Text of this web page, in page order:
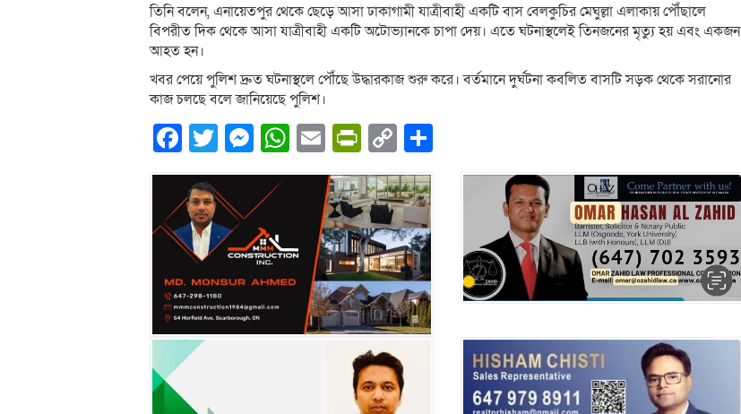
তিনি বলেন, এনায়েতপুর থেকে ছেড়ে আসা ঢাকাগামী যাত্রীবাহী একটি বাস বেলকুচির মেঘুল্লা এলাকায় পৌঁছালে
বিপরীত দিক থেকে আসা যাত্রীবাহী একটি অটোভ্যানকে চাপা দেয়। এতে ঘটনাস্থলেই তিনজনের মৃত্যু হয় এবং একজন
আহত হন।
খবর পেয়ে পুলিশ দ্রুত ঘটনাস্থলে পৌঁছে উদ্ধারকাজ শুরু করে। বর্তমানে দুর্ঘটনা কবলিত বাসটি সড়ক থেকে সরানোর
কাজ চলছে বলে জানিয়েছে পুলিশ।
Facebook
Twitter
Messenger
WhatsApp
EmailPrintFriendly
Copy
Link